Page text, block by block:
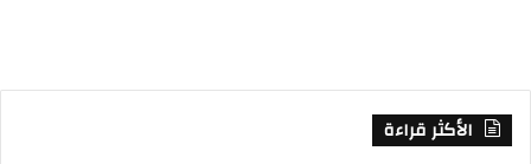
الأكثر قراءة